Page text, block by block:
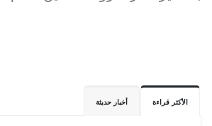
الأكثر قراءة أخبار حديثة